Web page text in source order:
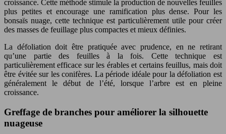
croissance. Cette méthode stimule la production de nouvelles feuilles
plus petites et encourage une ramification plus dense. Pour les
bonsaïs nuage, cette technique est particulièrement utile pour créer
des masses de feuillage plus compactes et mieux définies.
La défoliation doit être pratiquée avec prudence, en ne retirant
qu’une partie des feuilles à la fois. Cette technique est
particulièrement efficace sur les érables et certains feuillus, mais doit
être évitée sur les conifères. La période idéale pour la défoliation est
généralement le début de l’été, lorsque l’arbre est en pleine
croissance.
Greffage de branches pour améliorer la silhouette
nuageuse